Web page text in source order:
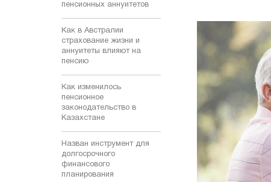
пенсионных аннуитетов
Как в Австралии
страхование жизни и
аннуитеты влияют на
пенсию
Как изменилось
пенсионное
законодательство в
Казахстане
Назван инструмент для
долгосрочного
финансового
планирования